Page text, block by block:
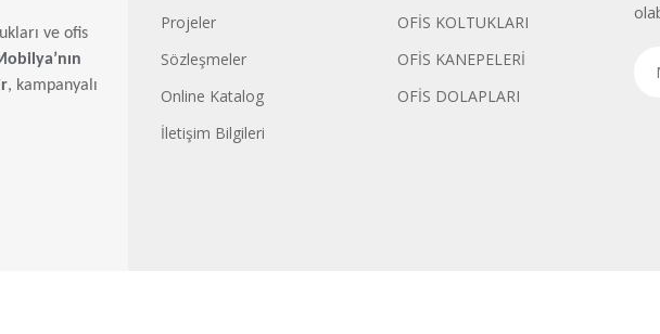
ve ofis
, kampanyalı
Projeler
Sözleşmeler
Online Katalog
İletişim Bilgileri
OFİS KOLTUKLARI
OFİS KANEPELERİ
OFİS DOLAPLARI